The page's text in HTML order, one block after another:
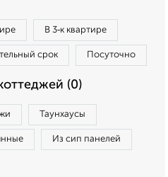
В 3‑к квартире
срок Посуточно
(0)
Таунхаусы
Из сип панелей